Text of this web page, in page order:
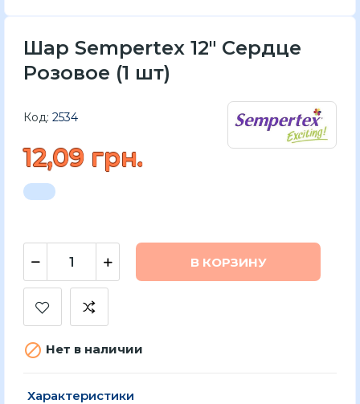
Шар Sempertex 12" Сердце
Розовое (1 шт)
Код: 2534
12,09 грн.
В КОРЗИНУ
 Нет в наличии
Характеристики